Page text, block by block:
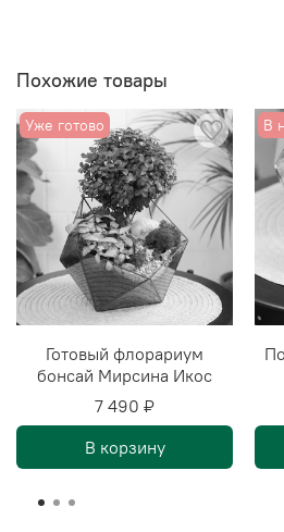
Похожие товары
Уже готово
Готовый флорариум
бонсай Мирсина Икос
7 490 ₽
В корзину
В